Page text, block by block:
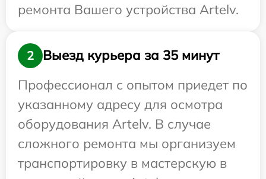
ремонта Вашего устройства Artelv.
2
Выезд курьера за 35 минут
Профессионал с опытом приедет по
указанному адресу для осмотра
оборудования Artelv. В случае
сложного ремонта мы организуем
транспортировку в мастерскую в